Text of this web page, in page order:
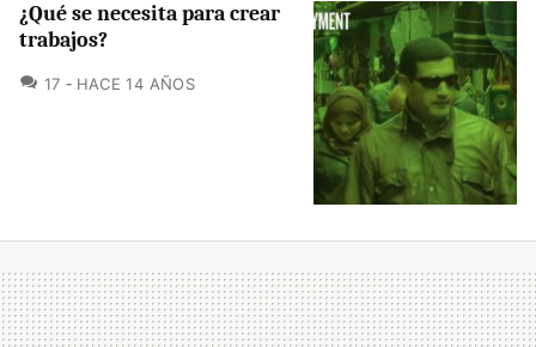
¿Qué se necesita para crear
trabajos?
17 COMENTARIOS
HACE 14 AÑOS